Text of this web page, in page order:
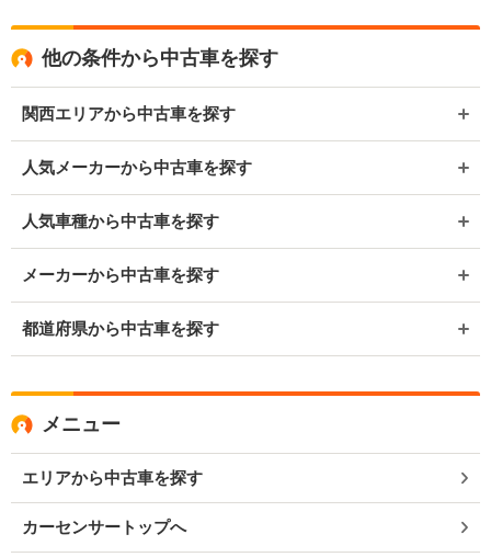
他の条件から中古車を探す
関西エリアから中古車を探す
人気メーカーから中古車を探す
人気車種から中古車を探す
メーカーから中古車を探す
都道府県から中古車を探す
メニュー
エリアから中古車を探す
カーセンサートップへ